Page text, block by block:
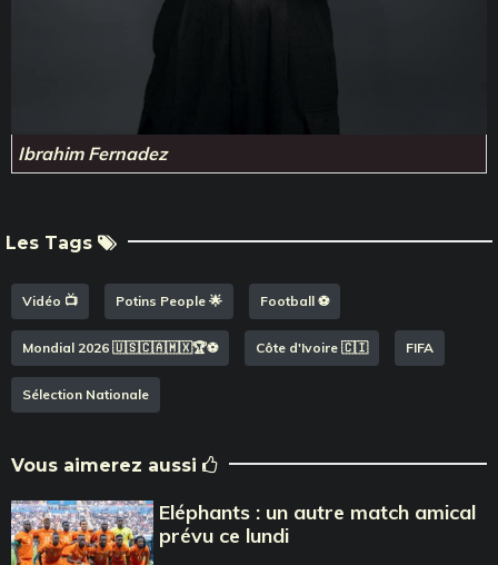
Ibrahim Fernadez
Les Tags
Vidéo 📺 Potins People 🌟 Football ⚽️
Mondial 2026 🇺🇸🇨🇦🇲🇽🏆⚽️ Côte d'Ivoire 🇨🇮 FIFA
Sélection Nationale
Vous aimerez aussi
Eléphants : un autre match amical
prévu ce lundi